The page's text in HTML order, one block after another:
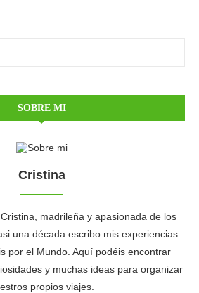
SOBRE MI
Cristina
madrileña y apasionada de los
una década escribo mis experiencias
por el Mundo. Aquí podéis encontrar
y muchas ideas para organizar
propios viajes.